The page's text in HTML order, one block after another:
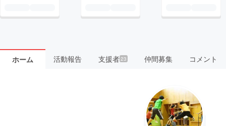
ホーム 活動報告 支援者23 仲間募集 コメント